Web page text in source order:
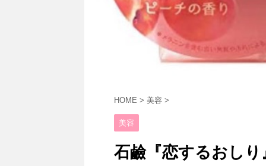
HOME > 美容 >
美容
石鹼『恋するおし